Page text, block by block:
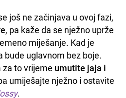
još ne začinjava u ovoj fazi,
, pa kaže da se nježno uprže
miješanje. Kad je
bude uglavnom bez boje.
za to vrijeme umutite jaja i
umiješajte nježno i ostavite
.